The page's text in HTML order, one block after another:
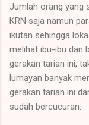
Jumlah orang yang
KRN saja namun
ikutan sehingga
melihat ibu-ibu dan
gerakan tarian ini,
lumayan banyak
gerakan tarian ini
sudah bercucuran.